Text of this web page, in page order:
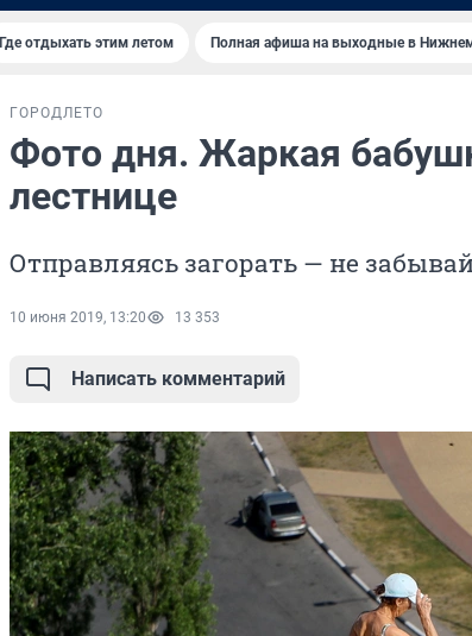
Где отдыхать этим летом Полная афиша на выходные в
ГОРОДЛЕТО
Фото дня. Жаркая
лестнице
Отправляясь загорать — не
10 июня 2019, 13:20 13 353
Написать комментарий